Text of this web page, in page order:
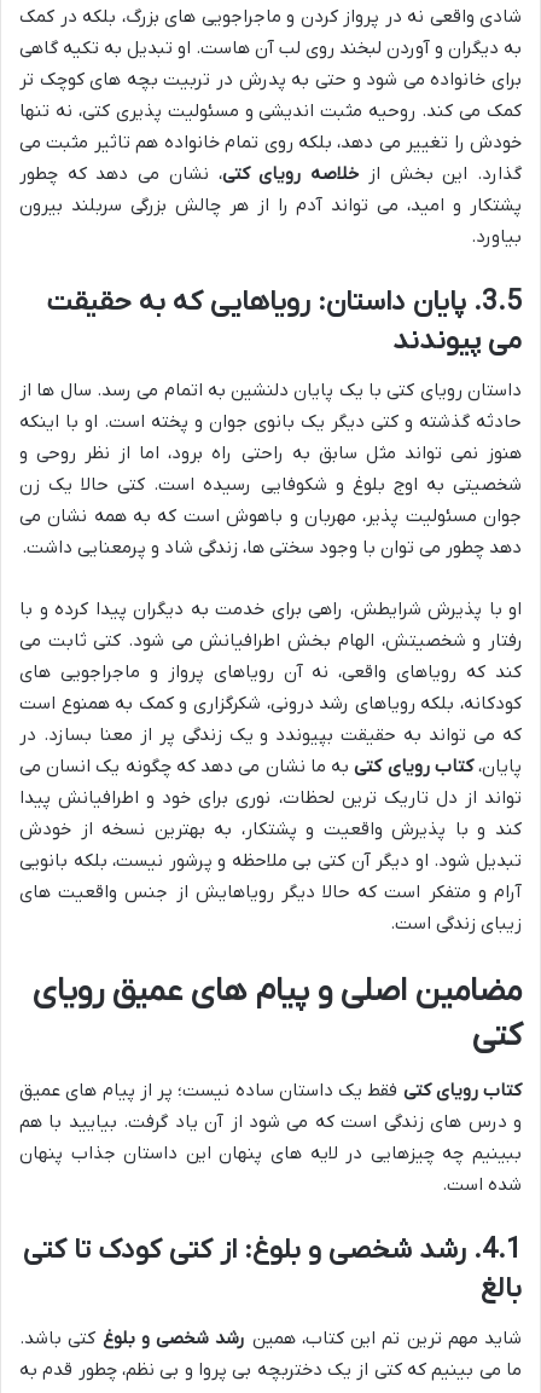
شادی واقعی نه در پرواز کردن و ماجراجویی های بزرگ، بلکه در کمک
به دیگران و آوردن لبخند روی لب آن هاست. او تبدیل به تکیه گاهی
برای خانواده می شود و حتی به پدرش در تربیت بچه های کوچک تر
کمک می کند. روحیه مثبت اندیشی و مسئولیت پذیری کتی، نه تنها
خودش را تغییر می دهد، بلکه روی تمام خانواده هم تاثیر مثبت می
گذارد. این بخش از خلاصه رویای کتی، نشان می دهد که چطور
پشتکار و امید، می تواند آدم را از هر چالش بزرگی سربلند بیرون
بیاورد.
3.5. پایان داستان: رویاهایی که به حقیقت
می پیوندند
داستان رویای کتی با یک پایان دلنشین به اتمام می رسد. سال ها از
حادثه گذشته و کتی دیگر یک بانوی جوان و پخته است. او با اینکه
هنوز نمی تواند مثل سابق به راحتی راه برود، اما از نظر روحی و
شخصیتی به اوج بلوغ و شکوفایی رسیده است. کتی حالا یک زن
جوان مسئولیت پذیر، مهربان و باهوش است که به همه نشان می
دهد چطور می توان با وجود سختی ها، زندگی شاد و پرمعنایی داشت.
او با پذیرش شرایطش، راهی برای خدمت به دیگران پیدا کرده و با
رفتار و شخصیتش، الهام بخش اطرافیانش می شود. کتی ثابت می
کند که رویاهای واقعی، نه آن رویاهای پرواز و ماجراجویی های
کودکانه، بلکه رویاهای رشد درونی، شکرگزاری و کمک به همنوع است
که می تواند به حقیقت بپیوندد و یک زندگی پر از معنا بسازد. در
پایان،کتاب رویای کتیبه ما نشان می دهد که چگونه یک انسان می
تواند از دل تاریک ترین لحظات، نوری برای خود و اطرافیانش پیدا
کند و با پذیرش واقعیت و پشتکار، به بهترین نسخه از خودش
تبدیل شود. او دیگر آن کتی بی ملاحظه و پرشور نیست، بلکه بانویی
آرام و متفکر است که حالا دیگر رویاهایش از جنس واقعیت های
زیبای زندگی است.
مضامین اصلی و پیام های عمیق رویای
کتی
کتاب رویای کتی فقط یک داستان ساده نیست؛ پر از پیام های عمیق
و درس های زندگی است که می شود از آن یاد گرفت. بیایید با هم
ببینیم چه چیزهایی در لایه های پنهان این داستان جذاب پنهان
شده است.
4.1. رشد شخصی و بلوغ: از کتی کودک تا کتی
بالغ
شاید مهم ترین تم این کتاب، همین رشد شخصی و بلوغ کتی باشد.
ما می بینیم که کتی از یک دختربچه بی پروا و بی نظم، چطور قدم به